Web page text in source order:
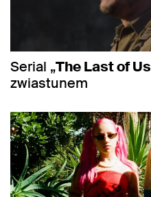
Serial „The Last of Us
zwiastunem